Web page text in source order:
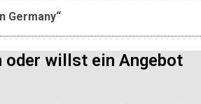
Germany“
oder willst ein Angebot